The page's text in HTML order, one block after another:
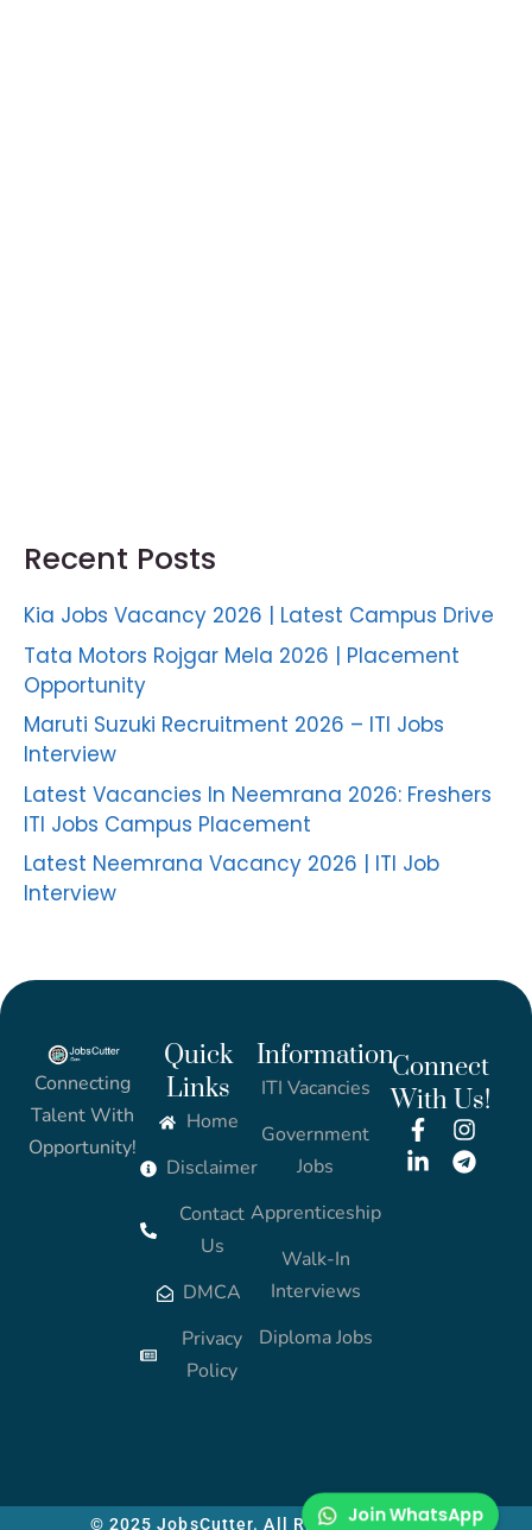
Recent Posts
Kia Jobs Vacancy 2026 | Latest Campus Drive
Tata Motors Rojgar Mela 2026 | Placement
Opportunity
Maruti Suzuki Recruitment 2026 – ITI Jobs
Interview
Latest Vacancies In Neemrana 2026: Freshers
ITI Jobs Campus Placement
Latest Neemrana Vacancy 2026 | ITI Job
Interview
Connecting
Talent With
Opportunity!
Quick
Links
Home
Disclaimer
Contact
Us
DMCA
Privacy
Policy
Information
ITI Vacancies
Government
Jobs
Apprenticeship
Walk-In
Interviews
Diploma Jobs
Connect
With Us!
© 2025 JobsCutter. All Rights Reserved.
Join WhatsApp